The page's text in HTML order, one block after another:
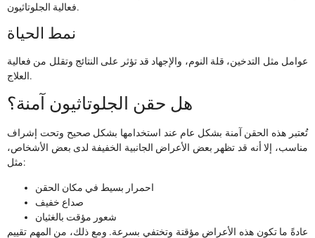
فعالية الجلوتاثيون.
نمط الحياة
عوامل مثل التدخين، قلة النوم، والإجهاد قد تؤثر على النتائج وتقلل من فعالية
العلاج.
هل حقن الجلوتاثيون آمنة؟
تُعتبر هذه الحقن آمنة بشكل عام عند استخدامها بشكل صحيح وتحت إشراف
مناسب، إلا أنه قد تظهر بعض الأعراض الجانبية الخفيفة لدى بعض الأشخاص،
مثل:
احمرار بسيط في مكان الحقن
صداع خفيف
شعور مؤقت بالغثيان
عادةً ما تكون هذه الأعراض مؤقتة وتختفي بسرعة. ومع ذلك، من المهم تقييم